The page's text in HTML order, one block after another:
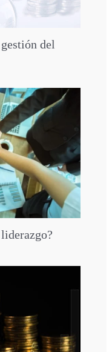
del